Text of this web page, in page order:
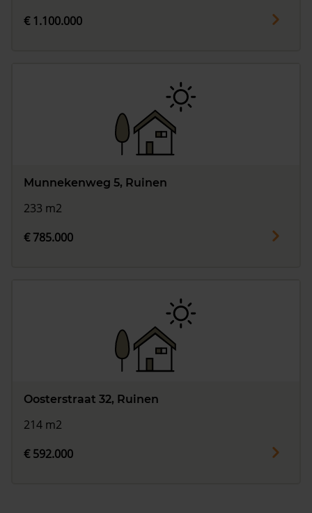
€ 1.100.000
Munnekenweg 5, Ruinen
233 m2
€ 785.000
Oosterstraat 32, Ruinen
214 m2
€ 592.000